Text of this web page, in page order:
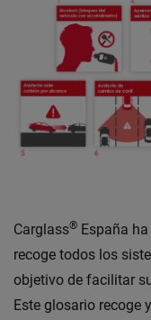
Carglass® España
recoge todos los
objetivo de facilitar
Este glosario recoge